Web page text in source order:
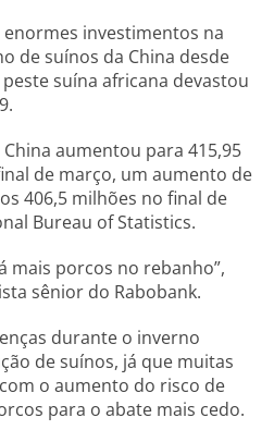
investimentos na
de suínos da China desde
suína africana devastou
aumentou para 415,95
de março, um aumento de
406,5 milhões no final de
Bureau of Statistics.
mais porcos no rebanho”,
sênior do Rabobank.
durante o inverno
de suínos, já que muitas
o aumento do risco de
para o abate mais cedo.